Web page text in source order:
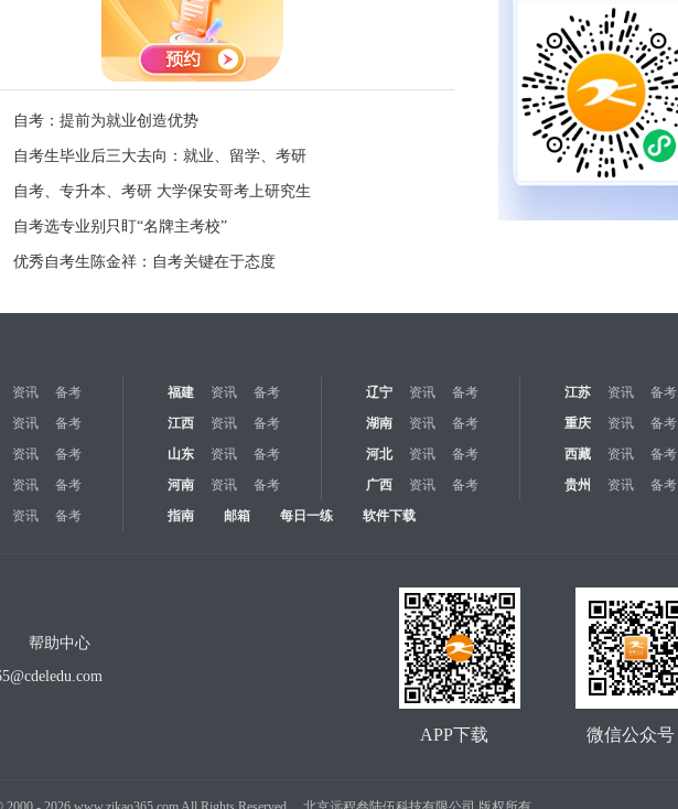
自考：提前为就业创造优势
自考生毕业后三大去向：就业、留学、考研
自考、专升本、考研 大学保安哥考上研究生
自考选专业别只盯“名牌主考校”
优秀自考生陈金祥：自考关键在于态度
资讯 备考 福建 资讯 备考 辽宁 资讯 备考 江苏 资讯 备考
资讯 备考 江西 资讯 备考 湖南 资讯 备考 重庆 资讯 备考
资讯 备考 山东 资讯 备考 河北 资讯 备考 西藏 资讯 备考
资讯 备考 河南 资讯 备考 广西 资讯 备考 贵州 资讯 备考
资讯 备考 指南 邮箱 每日一练 软件下载
帮助中心
微信公众号
APP下载